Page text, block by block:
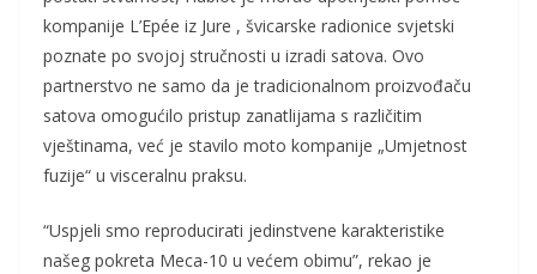
kompanije L’Epée iz Jure , švicarske radionice svjetski
poznate po svojoj stručnosti u izradi satova. Ovo
partnerstvo ne samo da je tradicionalnom proizvođaču
satova omogućilo pristup zanatlijama s različitim
vještinama, već je stavilo moto kompanije „Umjetnost
fuzije“ u visceralnu praksu.
“Uspjeli smo reproducirati jedinstvene karakteristike
našeg pokreta Meca-10 u većem obimu”, rekao je